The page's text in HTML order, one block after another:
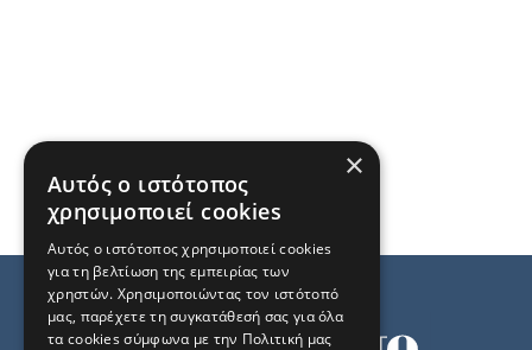
×
Αυτός ο ιστότοπος
χρησιμοποιεί cookies
Αυτός ο ιστότοπος χρησιμοποιεί cookies
για τη βελτίωση της εμπειρίας των
χρηστών. Χρησιμοποιώντας τον ιστότοπό
μας, παρέχετε τη συγκατάθεσή σας για όλα
τα cookies σύμφωνα με την Πολιτική μας